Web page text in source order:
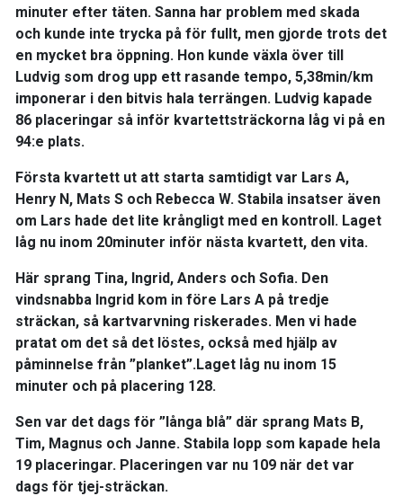
minuter efter täten. Sanna har problem med skada
och kunde inte trycka på för fullt, men gjorde trots det
en mycket bra öppning. Hon kunde växla över till
Ludvig som drog upp ett rasande tempo, 5,38min/km
imponerar i den bitvis hala terrängen. Ludvig kapade
86 placeringar så inför kvartettsträckorna låg vi på en
94:e plats.
Första kvartett ut att starta samtidigt var Lars A,
Henry N, Mats S och Rebecca W. Stabila insatser även
om Lars hade det lite krångligt med en kontroll. Laget
låg nu inom 20minuter inför nästa kvartett, den vita.
Här sprang Tina, Ingrid, Anders och Sofia. Den
vindsnabba Ingrid kom in före Lars A på tredje
sträckan, så kartvarvning riskerades. Men vi hade
pratat om det så det löstes, också med hjälp av
påminnelse från ”planket”.Laget låg nu inom 15
minuter och på placering 128.
Sen var det dags för ”långa blå” där sprang Mats B,
Tim, Magnus och Janne. Stabila lopp som kapade hela
19 placeringar. Placeringen var nu 109 när det var
dags för tjej-sträckan.